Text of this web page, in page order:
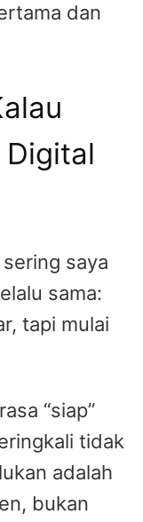
dan
Digital
saya
sama:
tapi mulai
“siap”
tidak
adalah
bukan